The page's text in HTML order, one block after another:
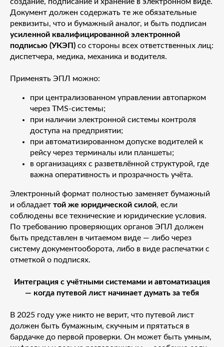
Документ должен содержать те же обязательные
реквизиты, что и бумажный аналог, и быть подписан
усиленной квалифицированной электронной
подписью (УКЭП) со стороны всех ответственных лиц:
диспетчера, медика, механика и водителя.
Применять ЭПЛ можно:
при централизованном управлении автопарком
через TMS-системы;
при наличии электронной системы контроля
доступа на предприятии;
при автоматизированном допуске водителей к
рейсу через терминалы или планшеты;
в организациях с разветвлённой структурой, где
важна оперативность и прозрачность учёта.
Электронный формат полностью заменяет бумажный
и обладает той же юридической силой, если
соблюдены все технические и юридические условия.
По требованию проверяющих органов ЭПЛ должен
быть представлен в читаемом виде — либо через
систему документооборота, либо в виде распечатки с
отметкой о подписях.
Интеграция с учётными системами и автоматизация
— когда путевой лист начинает думать за тебя
В 2025 году уже никто не верит, что путевой лист
должен быть бумажным, скучным и прятаться в
бардачке до первой проверки. Он может быть умным,